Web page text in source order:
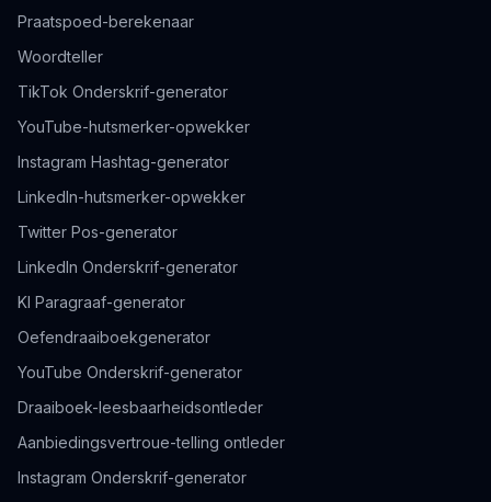
Praatspoed-berekenaar
Woordteller
TikTok Onderskrif-generator
YouTube-hutsmerker-opwekker
Instagram Hashtag-generator
LinkedIn-hutsmerker-opwekker
Twitter Pos-generator
LinkedIn Onderskrif-generator
KI Paragraaf-generator
Oefendraaiboekgenerator
YouTube Onderskrif-generator
Draaiboek-leesbaarheidsontleder
Aanbiedingsvertroue-telling ontleder
Instagram Onderskrif-generator